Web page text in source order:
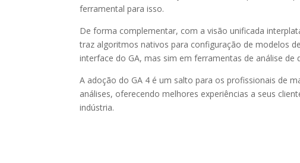
ferramental para isso.
De forma complementar, com a visão unificada
traz algoritmos nativos para configuração de modelos
interface do GA, mas sim em ferramentas de análise
A adoção do GA 4 é um salto para os profissionais de
análises, oferecendo melhores experiências a seus
indústria.